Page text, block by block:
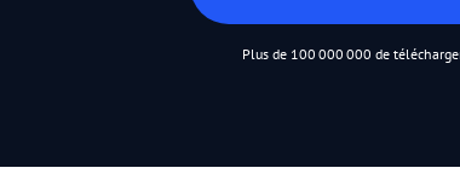
Plus de 100 000 000 de